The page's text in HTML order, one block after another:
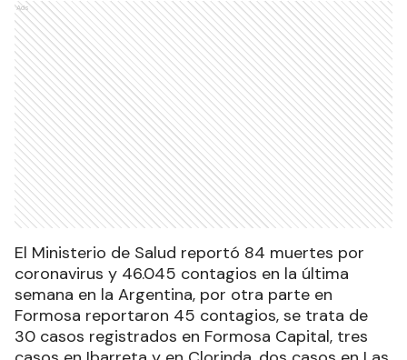
Ads
El Ministerio de Salud reportó 84 muertes por
coronavirus y 46.045 contagios en la última
semana en la Argentina, por otra parte en
Formosa reportaron 45 contagios, se trata de
30 casos registrados en Formosa Capital, tres